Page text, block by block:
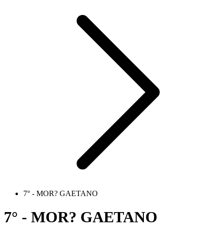
7° - MOR? GAETANO
7° - MOR? GAETANO